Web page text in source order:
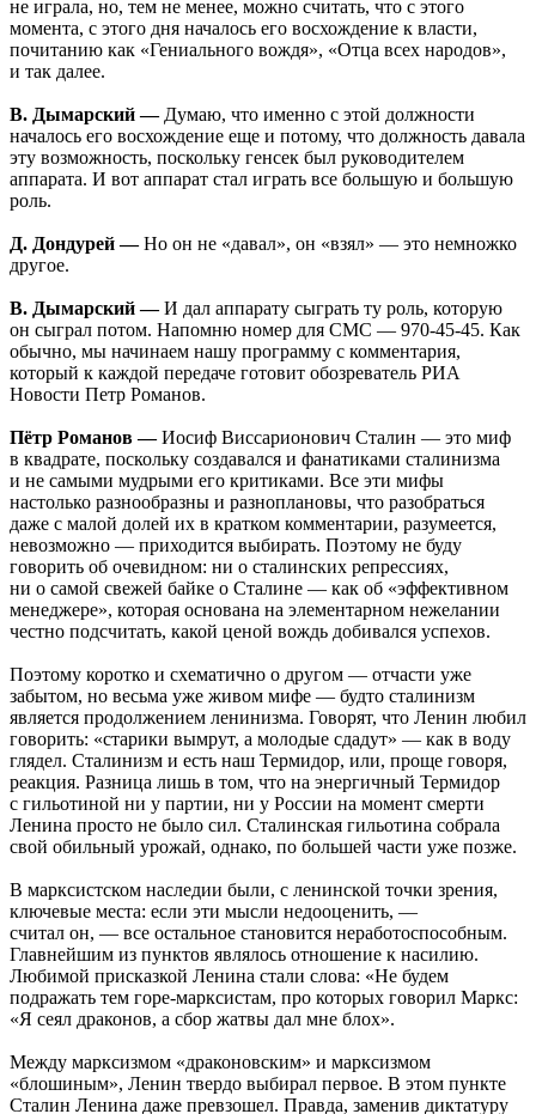
не играла, но, тем не менее, можно считать, что с этого
момента, с этого дня началось его восхождение к власти,
почитанию как «Гениального вождя», «Отца всех народов»,
и так далее.
В. Дымарский —Думаю, что именно с этой должности
началось его восхождение еще и потому, что должность давала
эту возможность, поскольку генсек был руководителем
аппарата. И вот аппарат стал играть все большую и большую
роль.
Д. Дондурей —Но он не «давал», он «взял» — это немножко
другое.
В. Дымарский —И дал аппарату сыграть ту роль, которую
он сыграл потом. Напомню номер для СМС — 970-45-45. Как
обычно, мы начинаем нашу программу с комментария,
который к каждой передаче готовит обозреватель РИА
Новости Петр Романов.
Пётр Романов —Иосиф Виссарионович Сталин — это миф
в квадрате, поскольку создавался и фанатиками сталинизма
и не самыми мудрыми его критиками. Все эти мифы
настолько разнообразны и разноплановы, что разобраться
даже с малой долей их в кратком комментарии, разумеется,
невозможно — приходится выбирать. Поэтому не буду
говорить об очевидном: ни о сталинских репрессиях,
ни о самой свежей байке о Сталине — как об «эффективном
менеджере», которая основана на элементарном нежелании
честно подсчитать, какой ценой вождь добивался успехов.
Поэтому коротко и схематично о другом — отчасти уже
забытом, но весьма уже живом мифе — будто сталинизм
является продолжением ленинизма. Говорят, что Ленин любил
говорить: «старики вымрут, а молодые сдадут» — как в воду
глядел. Сталинизм и есть наш Термидор, или, проще говоря,
реакция. Разница лишь в том, что на энергичный Термидор
с гильотиной ни у партии, ни у России на момент смерти
Ленина просто не было сил. Сталинская гильотина собрала
свой обильный урожай, однако, по большей части уже позже.
В марксистском наследии были, с ленинской точки зрения,
ключевые места: если эти мысли недооценить, —
считал он, — все остальное становится неработоспособным.
Главнейшим из пунктов являлось отношение к насилию.
Любимой присказкой Ленина стали слова: «Не будем
подражать тем горе-марксистам, про которых говорил Маркс:
«Я сеял драконов, а сбор жатвы дал мне блох».
Между марксизмом «драконовским» и марксизмом
«блошиным», Ленин твердо выбирал первое. В этом пункте
Сталин Ленина даже превзошел. Правда, заменив диктатуру